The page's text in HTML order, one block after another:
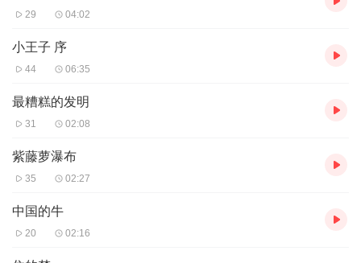
29 04:02
小王子 序
44 06:35
最糟糕的发明
31 02:08
紫藤萝瀑布
35 02:27
中国的牛
20 02:16